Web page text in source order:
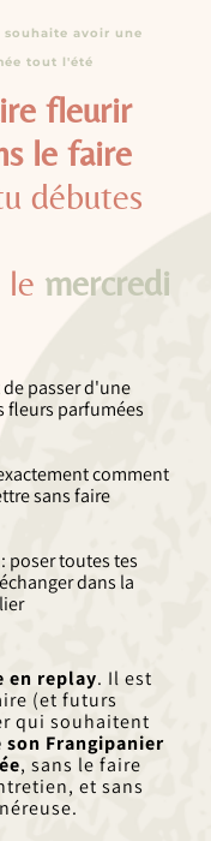
avoir une
tout l'été
fleurir
le faire
débutes
mercredi
passer d'une
fleurs parfumées
comment
sans faire
: poser toutes tes
dans la
en replay. Il est
(et futurs
qui souhaitent
Frangipanier
, sans le faire
et sans